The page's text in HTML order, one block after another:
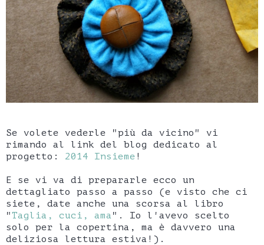
Se volete vederle "più da vicino" vi
rimando al link del blog dedicato al
progetto: 2014 Insieme !
E se vi va di prepararle ecco un
dettagliato passo a passo (e visto che ci
siete, date anche una scorsa al libro
"Taglia, cuci, ama". Io l'avevo scelto
solo per la copertina, ma è davvero una
deliziosa lettura estiva!).